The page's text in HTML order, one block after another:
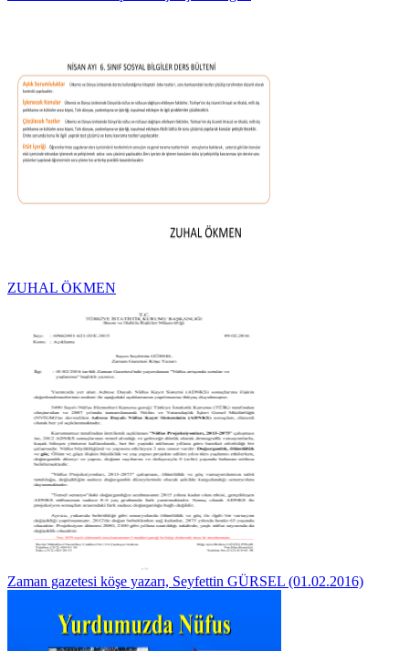
ZUHAL ÖKMEN
Zaman gazetesi köşe yazarı, Seyfettin GÜRSEL (01.02.2016)